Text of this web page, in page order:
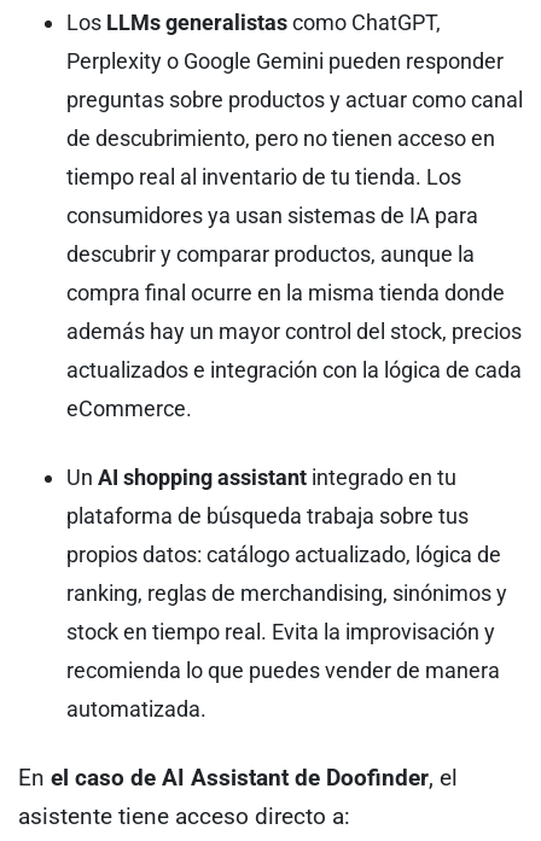
Los LLMs generalistascomo ChatGPT,
Perplexity o Google Gemini pueden responder
preguntas sobre productos y actuar como canal
de descubrimiento, pero no tienen acceso en
tiempo real al inventario de tu tienda. Los
consumidores ya usan sistemas de IA para
descubrir y comparar productos, aunque la
compra final ocurre en la misma tienda donde
además hay un mayor control del stock, precios
actualizados e integración con la lógica de cada
eCommerce.
Un AI shopping assistant integrado en tu
plataforma de búsqueda trabaja sobre tus
propios datos: catálogo actualizado, lógica de
ranking, reglas de merchandising, sinónimos y
stock en tiempo real. Evita la improvisación y
recomienda lo que puedes vender de manera
automatizada.
En el caso de AI Assistant de Doofinder, el
asistente tiene acceso directo a: